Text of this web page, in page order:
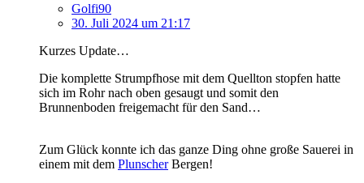
Golfi90
30. Juli 2024 um 21:17
Kurzes Update…
Die komplette Strumpfhose mit dem Quellton stopfen hatte
sich im Rohr nach oben gesaugt und somit den
Brunnenboden freigemacht für den Sand…
Zum Glück konnte ich das ganze Ding ohne große Sauerei in
einem mit dem PlunscherBergen!